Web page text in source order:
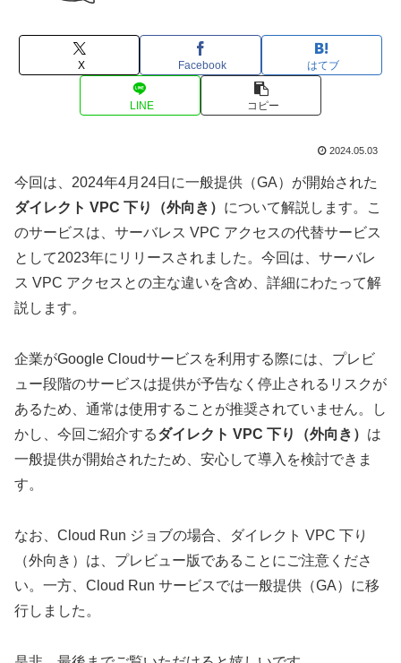
X Facebook はてブ
LINE コピー
2024.05.03
今回は、2024年4月24日に一般提供（GA）が開始された
ダイレクト VPC 下り（外向き） について解説します。こ
のサービスは、サーバレス VPC アクセスの代替サービス
として2023年にリリースされました。今回は、サーバレ
ス VPC アクセスとの主な違いを含め、詳細にわたって解
説します。
企業がGoogle Cloudサービスを利用する際には、プレビ
ュー段階のサービスは提供が予告なく停止されるリスクが
あるため、通常は使用することが推奨されていません。し
かし、今回ご紹介するダイレクト VPC 下り（外向き） は
一般提供が開始されたため、安心して導入を検討できま
す。
なお、Cloud Run ジョブの場合、ダイレクト VPC 下り
（外向き）は、プレビュー版であることにご注意くださ
い。一方、Cloud Run サービスでは一般提供（GA）に移
行しました。